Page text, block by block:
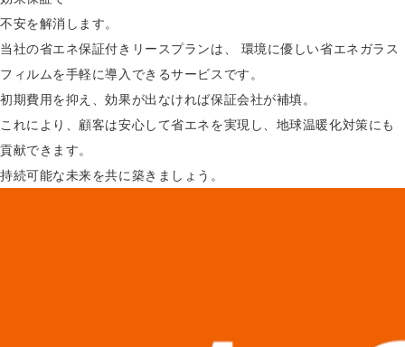
不安を解消します。
当社の省エネ保証付きリースプランは、
環境に優しい省エネガラス
フィルムを手軽に導入できるサービスです。
初期費用を抑え、効果が出なければ保証会社が補填。
これにより、顧客は安心して省エネを実現し、地球温暖化対策にも
貢献できます。
持続可能な未来を共に築きましょう。